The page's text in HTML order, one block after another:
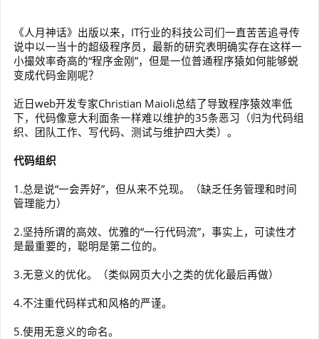
《人月神话》出版以来，IT行业的科技公司们一直苦苦追寻传
说中以一当十的超级程序员，最新的研究表明确实存在这样一
小撮效率奇高的“程序金刚”，但是一位普通程序猿如何能够蜕
变成代码金刚呢？
近日web开发专家Christian Maioli总结了导致程序猿效率低
下，代码像意大利面条一样难以维护的35条恶习（归为代码组
织、团队工作、写代码、测试与维护四大类）。
代码组织
1.总是说“一会弄好”，但从来不兑现。（缺乏任务管理和时间
管理能力）
2.坚持所谓的高效、优雅的“一行代码流”，事实上，可读性才
是最重要的，聪明是第二位的。
3.无意义的优化。（类似网页大小之类的优化最后再做）
4.不注重代码样式和风格的严谨。
5.使用无意义的命名。